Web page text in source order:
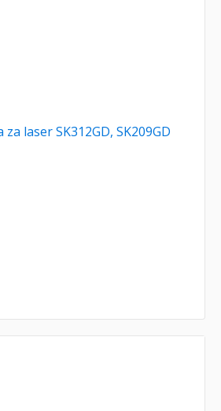
laser SK312GD, SK209GD